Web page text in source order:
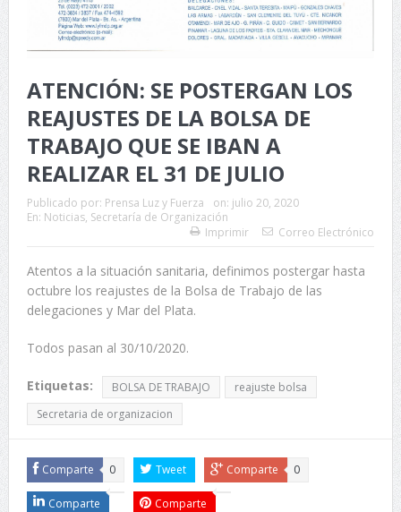
ATENCIÓN: SE POSTERGAN LOS
REAJUSTES DE LA BOLSA DE
TRABAJO QUE SE IBAN A
REALIZAR EL 31 DE JULIO
Publicado por: Prensa Luz y Fuerza on: julio 20, 2020
En: Noticias, Secretaría de Organización
Imprimir
Correo Electrónico
Atentos a la situación sanitaria, definimos postergar hasta
octubre los reajustes de la Bolsa de Trabajo de las
delegaciones y Mar del Plata.
Todos pasan al 30/10/2020.
Etiquetas: BOLSA DE TRABAJO
reajuste bolsa
Secretaria de organizacion
Comparte 0 Tweet Comparte 0
Comparte Comparte